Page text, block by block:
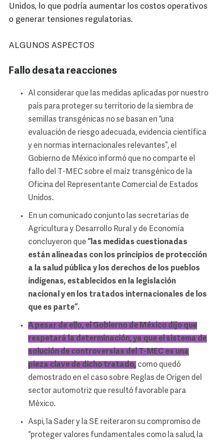
Unidos, lo que podría aumentar los costos operativos
o generar tensiones regulatorias.
ALGUNOS ASPECTOS
Fallo desata reacciones
Al considerar que las medidas aplicadas por nuestro
país para proteger su territorio de la siembra de
semillas transgénicas no se basan en “una
evaluación de riesgo adecuada, evidencia científica
y en normas internacionales relevantes”, el
Gobierno de México informó que no comparte el
fallo del T-MEC sobre el maíz transgénico de la
Oficina del Representante Comercial de Estados
Unidos.
En un comunicado conjunto las secretarías de
Agricultura y Desarrollo Rural y de Economía
concluyeron que “las medidas cuestionadas
están alineadas con los principios de protección
a la salud pública y los derechos de los pueblos
indígenas, establecidos en la legislación
nacional y en los tratados internacionales de los
que es parte”.
A pesar de ello, el Gobierno de México dijo que
respetará la determinación, ya que el sistema de
solución de controversias del T-MEC es una
pieza clave de dicho tratado, como quedó
demostrado en el caso sobre Reglas de Origen del
sector automotriz que resultó favorable para
México.
Aspi, la Sader y la SE reiteraron su compromiso de
“proteger valores fundamentales como la salud, la